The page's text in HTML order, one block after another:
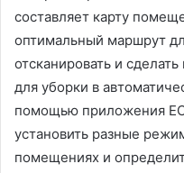
составляет карту
оптимальный маршрут
отсканировать и
для уборки в
помощью приложения
установить разные
помещениях и